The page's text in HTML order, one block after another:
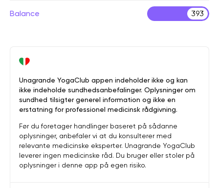
Balance 393
Unagrande YogaClub appen indeholder ikke og kan
ikke indeholde sundhedsanbefalinger. Oplysninger om
sundhed tilsigter generel information og ikke en
erstatning for professionel medicinsk rådgivning.
Før du foretager handlinger baseret på sådanne
oplysninger, anbefaler vi at du konsulterer med
relevante medicinske eksperter. Unagrande YogaClub
leverer ingen medicinske råd. Du bruger eller stoler på
oplysninger i denne app på egen risiko.